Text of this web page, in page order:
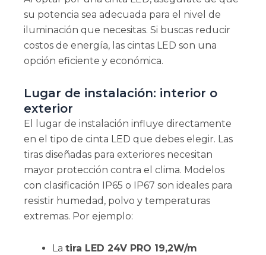
su potencia sea adecuada para el nivel de
iluminación que necesitas. Si buscas reducir
costos de energía, las cintas LED son una
opción eficiente y económica.
Lugar de instalación: interior o
exterior
El lugar de instalación influye directamente
en el tipo de cinta LED que debes elegir. Las
tiras diseñadas para exteriores necesitan
mayor protección contra el clima. Modelos
con clasificación IP65 o IP67 son ideales para
resistir humedad, polvo y temperaturas
extremas. Por ejemplo:
La tira LED 24V PRO 19,2W/m